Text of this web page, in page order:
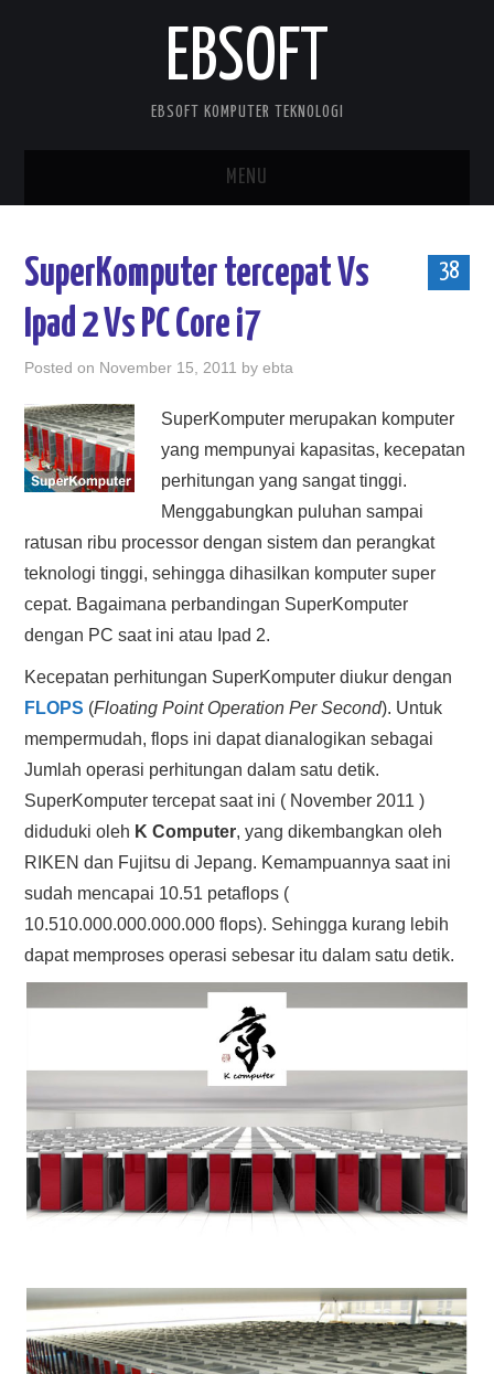
EBSOFT
EBSOFT KOMPUTER TEKNOLOGI
MENU
DOWNLOADS
DELPHI STUFF
ABOUT ME
HASIL PENCARIAN
38
SuperKomputer tercepat Vs
Ipad 2 Vs PC Core i7
Posted on November 15, 2011 byebta
SuperKomputer merupakan komputer
yang mempunyai kapasitas, kecepatan
perhitungan yang sangat tinggi.
Menggabungkan puluhan sampai
ratusan ribu processor dengan sistem dan perangkat
teknologi tinggi, sehingga dihasilkan komputer super
cepat. Bagaimana perbandingan SuperKomputer
dengan PC saat ini atau Ipad 2.
Kecepatan perhitungan SuperKomputer diukur dengan
FLOPS (Floating Point Operation Per Second). Untuk
mempermudah, flops ini dapat dianalogikan sebagai
Jumlah operasi perhitungan dalam satu detik.
SuperKomputer tercepat saat ini ( November 2011 )
diduduki oleh K Computer, yang dikembangkan oleh
RIKEN dan Fujitsu di Jepang. Kemampuannya saat ini
sudah mencapai 10.51 petaflops (
10.510.000.000.000.000 flops). Sehingga kurang lebih
dapat memproses operasi sebesar itu dalam satu detik.